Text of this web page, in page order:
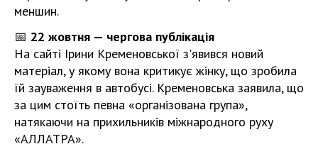
меншин.
📅 22 жовтня — чергова публікація
На сайті Ірини Кременовської з'явився новий
матеріал, у якому вона критикує жінку, що зробила
їй зауваження в автобусі. Кременовська заявила, що
за цим стоїть певна «організована група»,
натякаючи на прихильників міжнародного руху
«АЛЛАТРА».